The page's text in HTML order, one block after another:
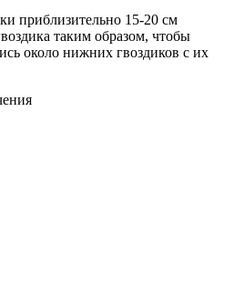
приблизительно 15-20 см
таким образом, чтобы
около нижних гвоздиков с их